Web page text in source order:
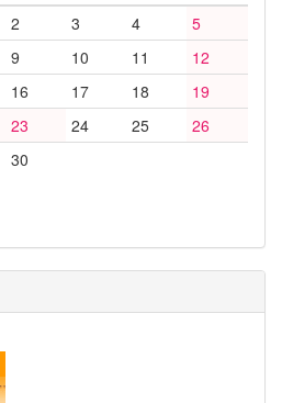
2 3 4
5
9 10 11
12
16 17 18
19
23 24 25
26
30